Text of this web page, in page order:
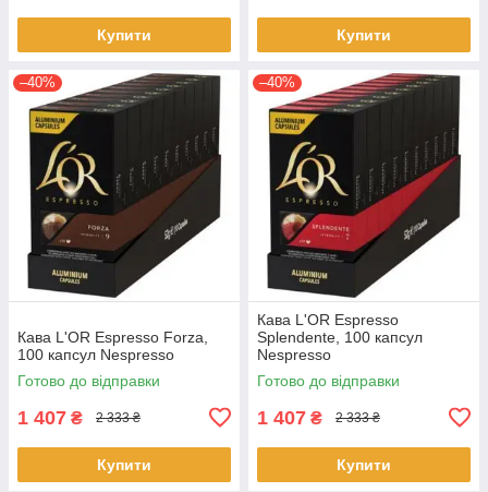
Купити Купити
–40%
Кава L'OR Espresso Forza,
100 капсул Nespresso
Готово до відправки
1 407 ₴ 2 333 ₴
Купити
–40%
Кава L'OR Espresso
Splendente, 100 капсул
Nespresso
Готово до відправки
1 407 ₴ 2 333 ₴
Купити